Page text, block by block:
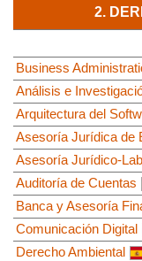
2.
Business
Análisis e
Arquitectura del
Asesoría Jurídica de
Asesoría Jurídico-
Auditoría de Cuentas
Banca y Asesoría
Comunicación Digital
Derecho Ambiental